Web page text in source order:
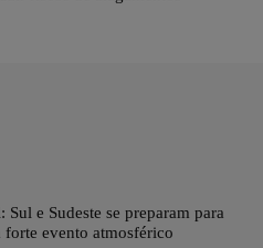
Sul e Sudeste se preparam para
forte evento atmosférico